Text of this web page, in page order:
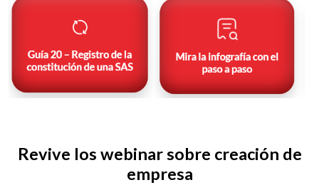
Revive los webinar sobre creación de
empresa